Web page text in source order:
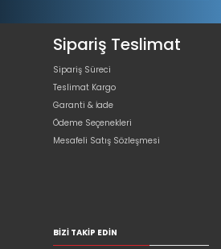
Sipariş Teslimat
Sipariş Süreci
Teslimat Kargo
Garanti & İade
Ödeme Seçenekleri
Mesafeli Satış Sözleşmesi
BIZI TAKIP EDIN